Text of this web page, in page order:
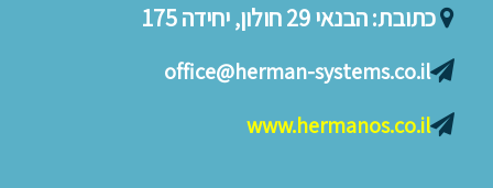
כתובת:הבנאי 29 חולון, יחידה 175
office@herman-systems.co.il
www.hermanos.co.il